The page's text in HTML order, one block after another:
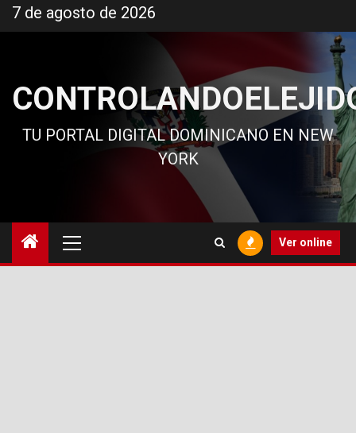
al
7 de agosto de 2026
TU PORTAL DIGITAL DOMINICANO EN NEW
YORK
principal
Ver online